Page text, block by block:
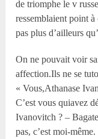
de triomphe le v
ressemblaient point
pas plus d’ailleurs
On ne pouvait voir
affection.Ils ne se
« Vous,Athanase
C’est vous quiavez
Ivanovitch ? –
pas, c’est moi-